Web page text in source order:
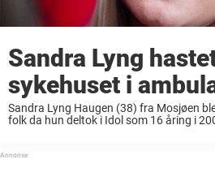
Sandra Lyng
sykehuset i
Sandra Lyng Haugen (38) fra Mosjøen
folk da hun deltok i Idol som 16 åring i